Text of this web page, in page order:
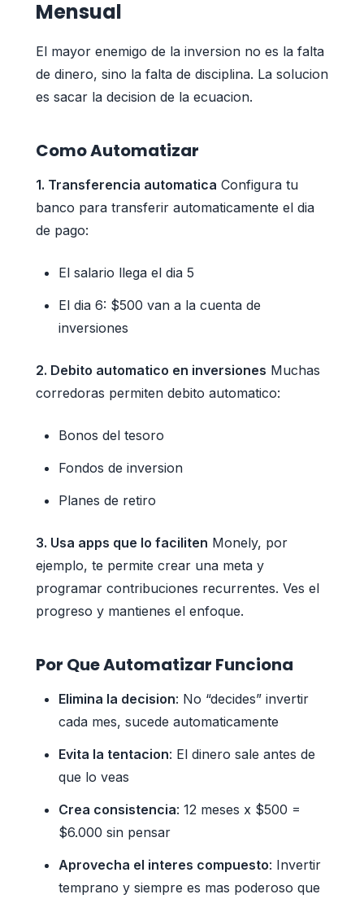
Mensual
El mayor enemigo de la inversion no es la falta
de dinero, sino la falta de disciplina. La solucion
es sacar la decision de la ecuacion.
Como Automatizar
1. Transferencia automatica Configura tu
banco para transferir automaticamente el dia
de pago:
El salario llega el dia 5
El dia 6: $500 van a la cuenta de
inversiones
2. Debito automatico en inversiones Muchas
corredoras permiten debito automatico:
Bonos del tesoro
Fondos de inversion
Planes de retiro
3. Usa apps que lo faciliten Monely, por
ejemplo, te permite crear una meta y
programar contribuciones recurrentes. Ves el
progreso y mantienes el enfoque.
Por Que Automatizar Funciona
Elimina la decision: No “decides” invertir
cada mes, sucede automaticamente
Evita la tentacion: El dinero sale antes de
que lo veas
Crea consistencia: 12 meses x $500 =
$6.000 sin pensar
Aprovecha el interes compuesto: Invertir
temprano y siempre es mas poderoso que